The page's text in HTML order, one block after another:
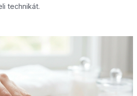
technikát.